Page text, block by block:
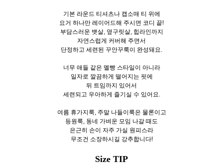
기본 라운드 티셔츠나 캡소매 티 위에
요거 하나만 레이어드해 주시면 코디 끝!
부담스러운 뱃살, 옆구릿살, 힙라인까지
자연스럽게 커버해 주면서
단정하고 세련된 꾸안꾸룩이 완성돼요.
너무 애들 같은 멜빵 스타일이 아니라
일자로 깔끔하게 떨어지는 핏에
뒤 트임까지 있어서
세련되고 우아하게 즐기실 수 있어요.
여름 휴가지룩, 주말 나들이룩은 물론이고
등원룩, 동네 가벼운 모임 나갈 때도
은근히 손이 자주 가실 원피스라
무조건 소장하시길 강추합니다!
Size TIP